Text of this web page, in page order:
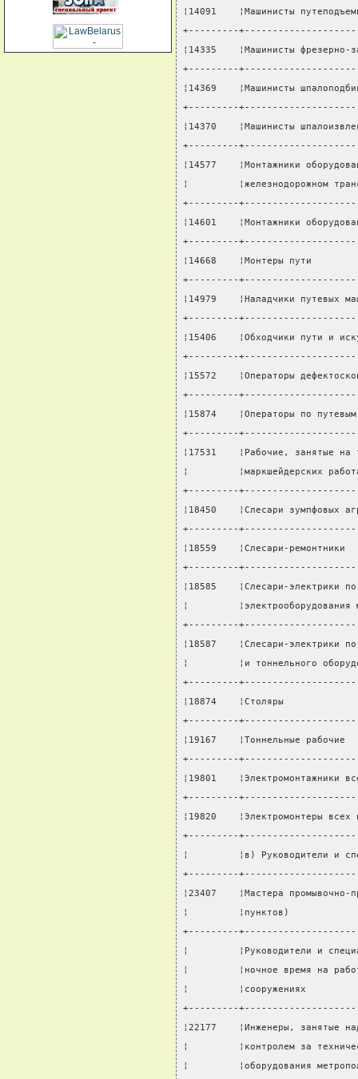
¦14091    ¦Машинисты
+---------
¦14335    ¦Машинисты
+---------
¦14369    ¦Машинисты
+---------
¦14370    ¦Машинисты
+---------
¦14577    ¦Монтажники
¦
+---------
¦14601    ¦Монтажники
+---------
¦14668    ¦Монтеры
+---------
¦14979    ¦Наладчики
+---------
¦15406    ¦Обходчики пути и
+---------
¦15572    ¦Операторы
+---------
¦15874    ¦Операторы по
+---------
¦17531    ¦Рабочие, занятые
¦
+---------
¦18450    ¦Слесари
+---------
¦18559    ¦Слесари-
+---------
¦18585    ¦Слесари-
¦
+---------
¦18587    ¦Слесари-электрики
¦         ¦и тоннельного
+---------
¦18874    ¦Столяры
+---------
¦19167    ¦Тоннельные
+---------
¦19801
+---------
¦19820    ¦Электромонтеры
+---------
¦         ¦в) Руководители
+---------
¦23407    ¦Мастера
¦         ¦пунктов)
+---------
¦         ¦Руководители и
¦         ¦ночное время на
¦         ¦сооружениях
+---------
¦22177    ¦Инженеры, занятые
¦         ¦контролем за
¦         ¦оборудования